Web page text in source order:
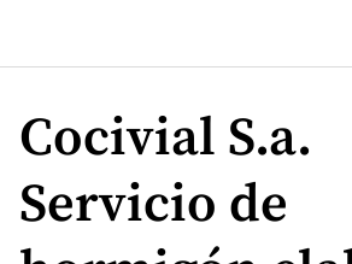
contenido
Cocivial S.a.
Servicio de